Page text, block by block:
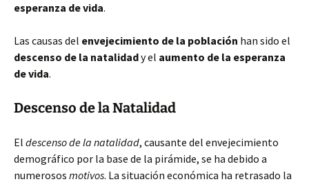
esperanza de vida.
Las causas del envejecimiento de la población han sido el
descenso de la natalidady el aumento de la esperanza
de vida.
Descenso de la Natalidad
El descenso de la natalidad, causante del envejecimiento
demográfico por la base de la pirámide, se ha debido a
numerosos motivos. La situación económica ha retrasado la